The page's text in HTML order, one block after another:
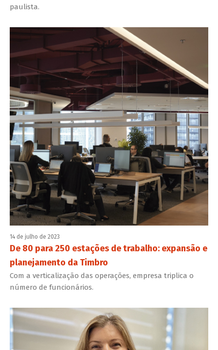
paulista.
14 de julho de 2023
De 80 para 250 estações de trabalho: expansão e
planejamento da Timbro
Com a verticalização das operações, empresa triplica o
número de funcionários.